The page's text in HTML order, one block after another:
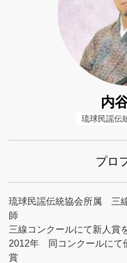
内
琉球民謡伝
プロ
琉球民謡伝統協会所属 三
師 2011
三線コンクール
2012年 同コンクールにて
賞 2013年